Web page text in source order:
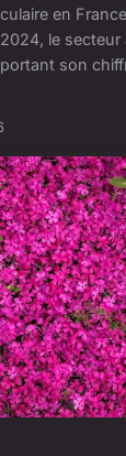
en
le
son